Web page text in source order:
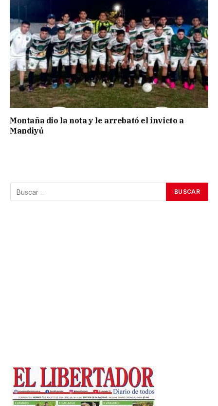
Montaña dio la nota y le arrebató el invicto a
Mandiyú